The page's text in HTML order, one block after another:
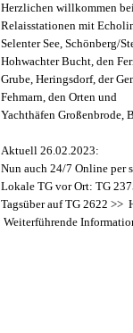
Herzlichen willkommen
Relaisstationen mit
Selenter See, Schönberg/
Hohwachter Bucht, den
Grube, Heringsdorf, der
Fehmarn, den Orten und
Yachthäfen Großenbrode,
Aktuell 26.02.2023:
Nun auch 24/7 Online per
Lokale TG vor Ort: TG
Tagsüber auf TG 2622 >>
Weiterführende